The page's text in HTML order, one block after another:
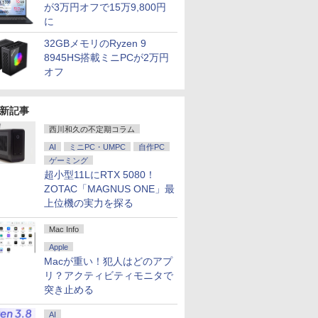
が3万円オフで15万9,800円
に
32GBメモリのRyzen 9
8945HS搭載ミニPCが2万円
オフ
記事
西川和久の不定期コラム
AI ミニPC・UMPC
自作PC
ゲーミング
超小型11LにRTX 5080！
ZOTAC「MAGNUS ONE」最
上位機の実力を探る
Mac Info
Apple
Macが重い！犯人はどのアプ
リ？アクティビティモニタで
突き止める
AI